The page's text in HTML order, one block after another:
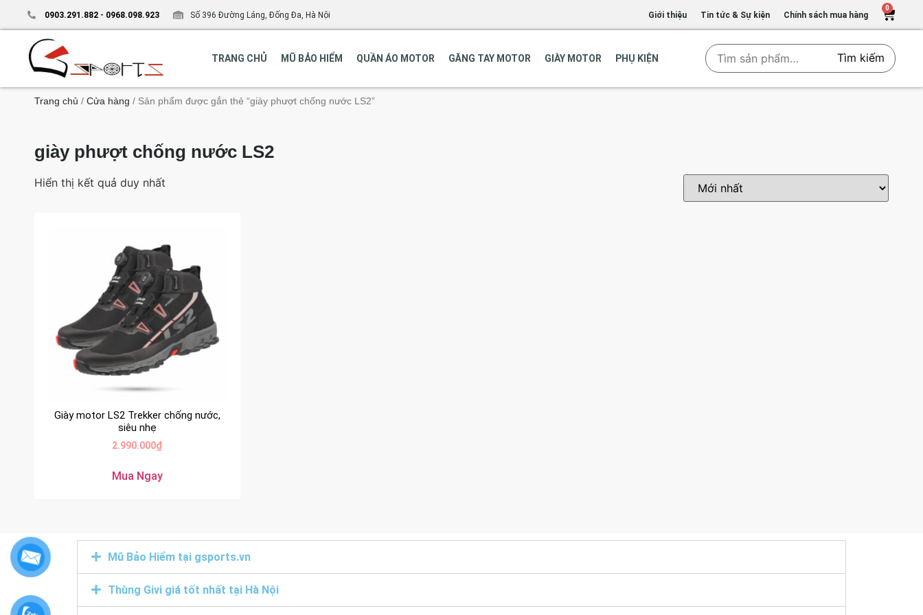
0903.291.882 - 0968.098.923 Số 396 Đường Láng, Đống Đa, Hà Nội Giới thiệu Tin tức & Sự kiện Chính sách mua hàng
0
TRANG CHỦ MŨ BẢO HIỂM QUẦN ÁO MOTOR GĂNG TAY MOTOR GIÀY MOTOR PHỤ KIỆN Tìm kiếm
Trang chủ / Cửa hàng / Sản phẩm được gắn thẻ “giày phượt chống nước LS2”
giày phượt chống nước LS2
Hiển thị kết quả duy nhất
Giày motor LS2 Trekker chống nước,
siêu nhẹ
2.990.000₫
Mua Ngay
Mũ Bảo Hiểm tại gsports.vn
Thùng Givi giá tốt nhất tại Hà Nội